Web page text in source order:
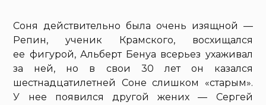
Соня действительно была очень изящной —
Репин, ученик Крамского, восхищался
ее фигурой, Альберт Бенуа всерьез ухаживал
за ней, но в свои 30 лет он казался
шестнадцатилетней Соне слишком «старым».
У нее появился другой жених — Сергей